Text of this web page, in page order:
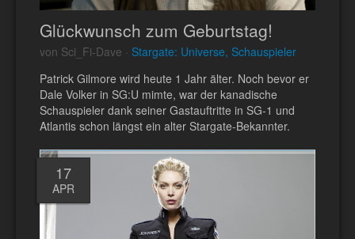
Glückwunsch zum Geburtstag!
von Sci_Fi-Dave · Stargate: Universe, Schauspieler
Patrick Gilmore wird heute 1 Jahr älter. Noch bevor er
Dale Volker in SG:U mimte, war der kanadische
Schauspieler dank seiner Gastauftritte in SG-1 und
Atlantis schon längst ein alter Stargate-Bekannter.
17
APR